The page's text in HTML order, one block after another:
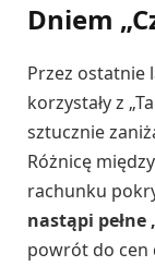
Dniem
Przez ostatnie
korzystały z
sztucznie
Różnicę
rachunku
nastąpi pełne
powrót do cen